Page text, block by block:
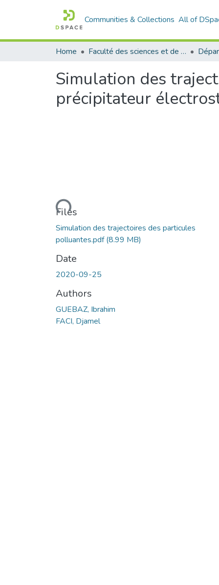
Communities & Collections All of
Home Faculté des sciences et de la technologie
Simulation des
précipitateur
Loading...
Files
Simulation des trajectoires des particules
polluantes.pdf(8.99 MB)
Date
2020-09-25
Authors
GUEBAZ, Ibrahim
FACI, Djamel